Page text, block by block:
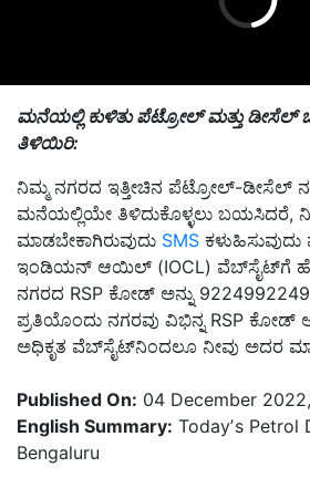
ಮನೆಯಲ್ಲಿ ಕುಳಿತು ಪೆಟ್ರೋಲ್ ಮತ್ತು ಡೀಸೆಲ್
ತಿಳಿಯಿರಿ:
ನಿಮ್ಮ ನಗರದ ಇತ್ತೀಚಿನ ಪೆಟ್ರೋಲ್-ಡೀಸೆಲ್
ಮನೆಯಲ್ಲಿಯೇ ತಿಳಿದುಕೊಳ್ಳಲು ಬಯಸಿದರೆ,
ಮಾಡಬೇಕಾಗಿರುವುದು SMS ಕಳುಹಿಸುವುದು
ಇಂಡಿಯನ್ ಆಯಿಲ್ (IOCL) ವೆಬ್‌ಸೈಟ್‌ಗೆ
ನಗರದ RSP ಕೋಡ್ ಅನ್ನು 9224992249
ಪ್ರತಿಯೊಂದು ನಗರವು ವಿಭಿನ್ನ RSP ಕೋಡ್
ಅಧಿಕೃತ ವೆಬ್‌ಸೈಟ್‌ನಿಂದಲೂ ನೀವು ಅದರ
Published On: 04 December
English Summary: Todayʼs Petrol
Bengaluru